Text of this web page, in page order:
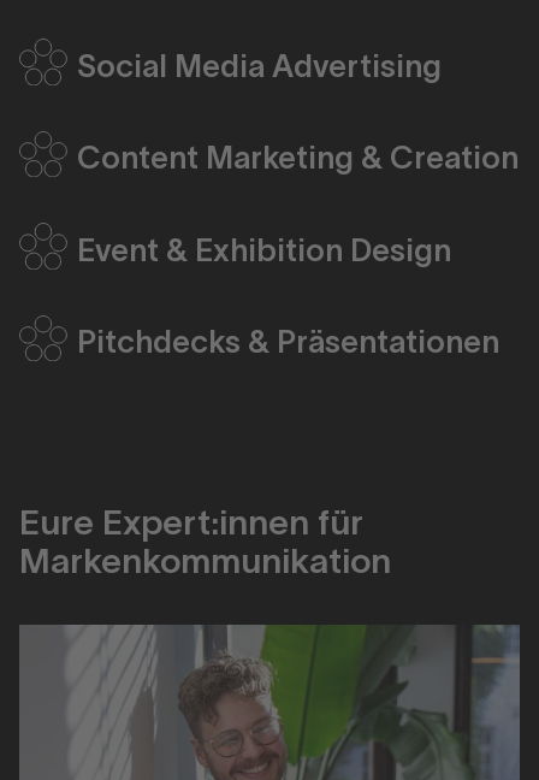
Social Media Advertising
Content Marketing & Creation
Event & Exhibition Design
Pitchdecks & Präsentationen
Eure Expert:innen für
Markenkommunikation